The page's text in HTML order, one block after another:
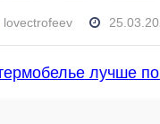
lovectrofeev
лучше